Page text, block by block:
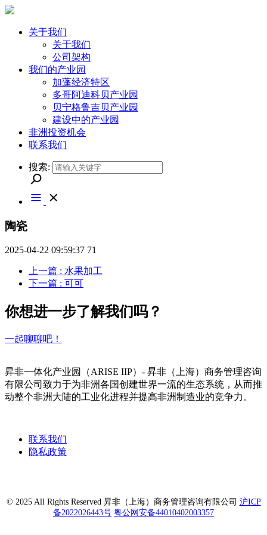
关于我们
关于我们
公司架构
我们的产业园
加蓬经济特区
多哥阿迪科贝产业园
贝宁格鲁吉贝产业园
建设中的产业园
非洲投资机会
联系我们
搜索:
陶瓷
2025-04-22 09:59:37 71
上一篇 : 水果加工
下一篇 : 可可
你想进一步了解我们吗？
一起聊聊吧！
昇非一体化产业园（ARISE IIP）- 昇非（上海）商务管理咨询
有限公司致力于为非洲各国创建世界一流的生态系统，从而推
动整个非洲大陆的工业化进程并提高非洲制造业的竞争力。
联系我们
隐私政策
© 2025 All Rights Reserved 昇非（上海）商务管理咨询有限公司 沪ICP
备2022026443号 粤公网安备44010402003357